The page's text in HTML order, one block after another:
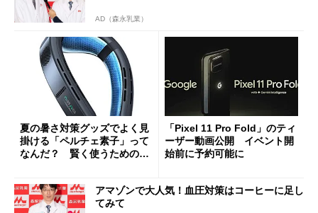
AD（森永乳業）
夏の暑さ対策グッズでよく見
掛ける「ペルチェ素子」って
なんだ？ 賢く使うための注
「Pixel 11 Pro Fold」のティ
ーザー動画公開 イベント開
始前に予約可能に
アマゾンで大人気！血圧対策はコーヒーに足し
てみて